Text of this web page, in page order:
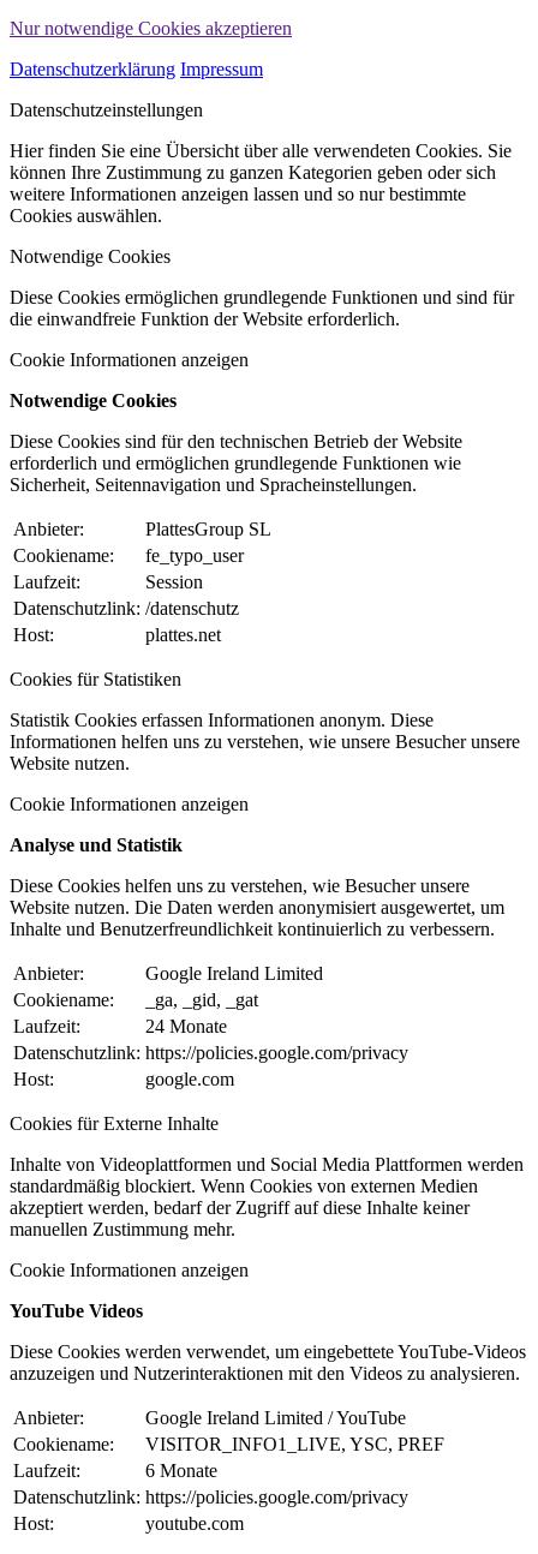
Nur notwendige Cookies akzeptieren
Datenschutzerklärung Impressum
Datenschutzeinstellungen
Hier finden Sie eine Übersicht über alle verwendeten Cookies. Sie
können Ihre Zustimmung zu ganzen Kategorien geben oder sich
weitere Informationen anzeigen lassen und so nur bestimmte
Cookies auswählen.
Notwendige Cookies
Diese Cookies ermöglichen grundlegende Funktionen und sind für
die einwandfreie Funktion der Website erforderlich.
Cookie Informationen anzeigen
Notwendige Cookies
Diese Cookies sind für den technischen Betrieb der Website
erforderlich und ermöglichen grundlegende Funktionen wie
Sicherheit, Seitennavigation und Spracheinstellungen.
Anbieter:
PlattesGroup SL
Cookiename:
fe_typo_user
Laufzeit:
Session
Datenschutzlink: /datenschutz
Host:
plattes.net
Cookies für Statistiken
Statistik Cookies erfassen Informationen anonym. Diese
Informationen helfen uns zu verstehen, wie unsere Besucher unsere
Website nutzen.
Cookie Informationen anzeigen
Analyse und Statistik
Diese Cookies helfen uns zu verstehen, wie Besucher unsere
Website nutzen. Die Daten werden anonymisiert ausgewertet, um
Inhalte und Benutzerfreundlichkeit kontinuierlich zu verbessern.
Anbieter:
Google Ireland Limited
Cookiename:
_ga, _gid, _gat
Laufzeit:
24 Monate
Datenschutzlink: https://policies.google.com/privacy
Host:
google.com
Cookies für Externe Inhalte
Inhalte von Videoplattformen und Social Media Plattformen werden
standardmäßig blockiert. Wenn Cookies von externen Medien
akzeptiert werden, bedarf der Zugriff auf diese Inhalte keiner
manuellen Zustimmung mehr.
Cookie Informationen anzeigen
YouTube Videos
Diese Cookies werden verwendet, um eingebettete YouTube-Videos
anzuzeigen und Nutzerinteraktionen mit den Videos zu analysieren.
Anbieter:
Google Ireland Limited / YouTube
Cookiename:
VISITOR_INFO1_LIVE, YSC, PREF
Laufzeit:
6 Monate
Datenschutzlink: https://policies.google.com/privacy
Host:
youtube.com